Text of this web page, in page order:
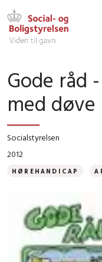
Gode råd
med døve
Socialstyrelsen
2012
HØREHANDICAP